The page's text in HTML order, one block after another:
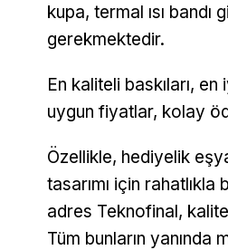
kupa, termal ısı bandı
gerekmektedir.
En kaliteli baskıları,
uygun fiyatlar, kolay
Özellikle, hediyelik
tasarımı için
adres Teknofinal,
Tüm bunların